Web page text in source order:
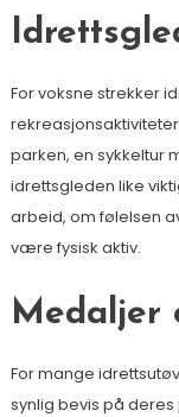
For voksne strekker
parken, en sykkeltur
idrettsgleden like
arbeid, om følelsen
være fysisk aktiv.
Medaljer
For mange
synlig bevis på